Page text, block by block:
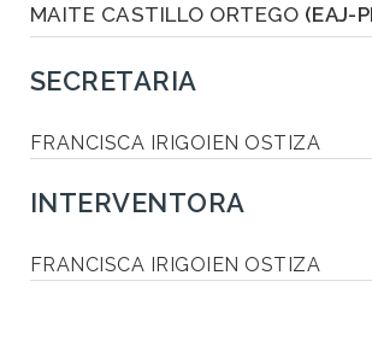
MAITE CASTILLO ORTEGO (EAJ-
SECRETARIA
FRANCISCA IRIGOIEN OSTIZA
INTERVENTORA
FRANCISCA IRIGOIEN OSTIZA